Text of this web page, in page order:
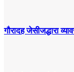
गौरादह जेसीजद्धारा